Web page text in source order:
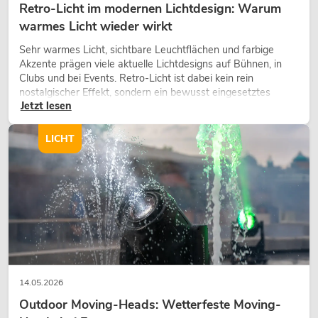
Retro-Licht im modernen Lichtdesign: Warum
warmes Licht wieder wirkt
Sehr warmes Licht, sichtbare Leuchtflächen und farbige
Akzente prägen viele aktuelle Lichtdesigns auf Bühnen, in
Clubs und bei Events. Retro-Licht ist dabei kein rein
nostalgischer Effekt, sondern ein bewusst eingesetztes
Gestaltungsmittel: Es schafft Atmosphäre, gibt Szenen
Charakter und kann technische LED-Setups emotionaler
wirken lassen.
Jetzt lesen
14.05.2026
Outdoor Moving-Heads: Wetterfeste Moving-
LICHT